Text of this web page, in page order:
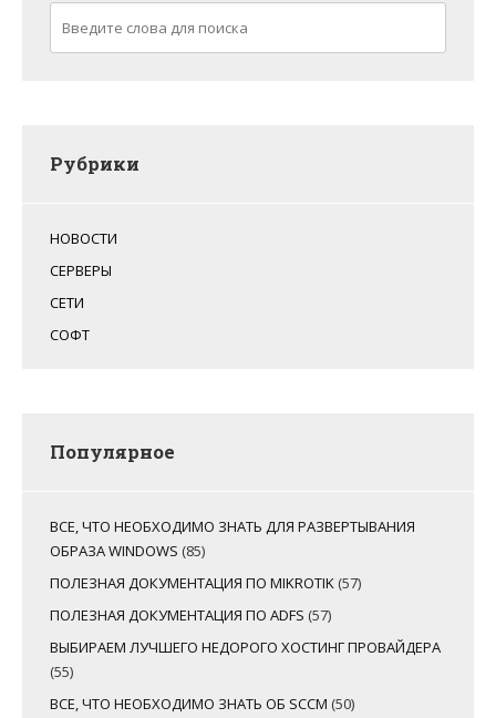
Рубрики
НОВОСТИ
СЕРВЕРЫ
СЕТИ
СОФТ
Популярное
ВСЕ, ЧТО НЕОБХОДИМО ЗНАТЬ ДЛЯ РАЗВЕРТЫВАНИЯ
ОБРАЗА WINDOWS (85)
ПОЛЕЗНАЯ ДОКУМЕНТАЦИЯ ПО MIKROTIK (57)
ПОЛЕЗНАЯ ДОКУМЕНТАЦИЯ ПО ADFS (57)
ВЫБИРАЕМ ЛУЧШЕГО НЕДОРОГО ХОСТИНГ ПРОВАЙДЕРА
(55)
ВСЕ, ЧТО НЕОБХОДИМО ЗНАТЬ ОБ SCCM (50)